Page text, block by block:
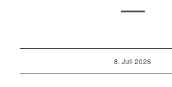
8. Juli 2026